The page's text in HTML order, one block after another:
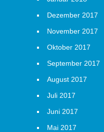
Dezember 2017
November 2017
Oktober 2017
September 2017
August 2017
Juli 2017
Juni 2017
Mai 2017